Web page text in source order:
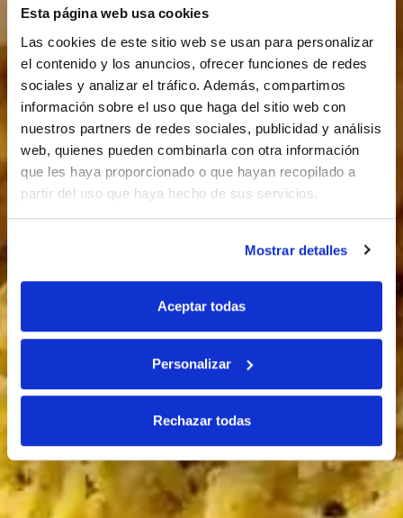
Esta página web usa cookies
Las cookies de este sitio web se usan para personalizar
el contenido y los anuncios, ofrecer funciones de redes
sociales y analizar el tráfico. Además, compartimos
información sobre el uso que haga del sitio web con
nuestros partners de redes sociales, publicidad y análisis
web, quienes pueden combinarla con otra información
que les haya proporcionado o que hayan recopilado a
partir del uso que haya hecho de sus servicios.
Mostrar detalles
Aceptar todas
Personalizar
Rechazar todas